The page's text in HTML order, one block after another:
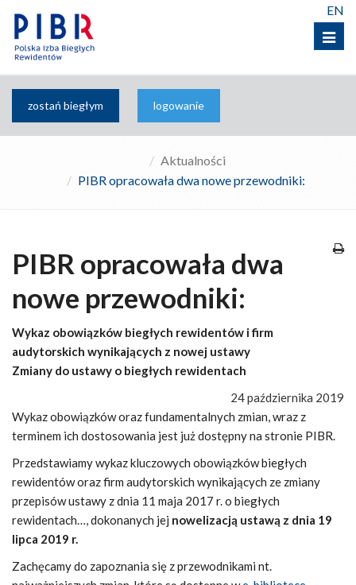
Menu
EN
zostań biegłym logowanie
Aktualności
PIBR opracowała dwa nowe przewodniki:
PIBR opracowała dwa
nowe przewodniki:
Wykaz obowiązków biegłych rewidentów i firm
audytorskich wynikających z nowej ustawy
Zmiany do ustawy o biegłych rewidentach
24 października 2019
Wykaz obowiązków oraz fundamentalnych zmian, wraz z
terminem ich dostosowania jest już dostępny na stronie PIBR.
Przedstawiamy wykaz kluczowych obowiązków biegłych
rewidentów oraz firm audytorskich wynikających ze zmiany
przepisów ustawy z dnia 11 maja 2017 r. o biegłych
rewidentach…, dokonanych jej nowelizacją ustawą z dnia 19
lipca 2019 r.
Zachęcamy do zapoznania się z przewodnikami nt.